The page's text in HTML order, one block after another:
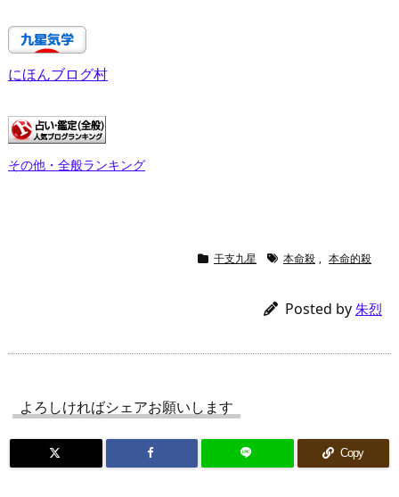
にほんブログ村
その他・全般ランキング
干支九星 本命殺 , 本命的殺
Posted by 朱烈
よろしければシェアお願いします
Copy